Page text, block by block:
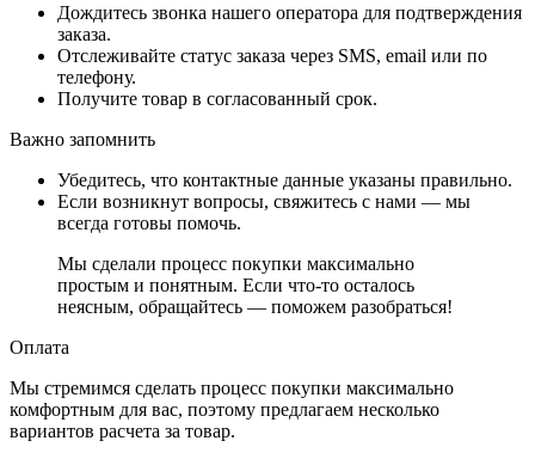
Дождитесь звонка нашего оператора для подтверждения
заказа.
Отслеживайте статус заказа через SMS, email или по
телефону.
Получите товар в согласованный срок.
Важно запомнить
Убедитесь, что контактные данные указаны правильно.
Если возникнут вопросы, свяжитесь с нами — мы
всегда готовы помочь.
Мы сделали процесс покупки максимально
простым и понятным. Если что-то осталось
неясным, обращайтесь — поможем разобраться!
Оплата
Мы стремимся сделать процесс покупки максимально
комфортным для вас, поэтому предлагаем несколько
вариантов расчета за товар.